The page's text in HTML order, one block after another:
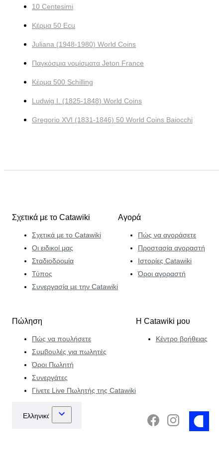
10 Centesimi
Κέρμα 50 Ecu
Juliana (1948-1980) World Coins
Παγκόσμια νομίσματα Jeton France
Κέρμα 500 Schilling
Ludwig I. (1825-1848) World Coins
Gregorio XVI (1831-1846) 50 World Coins Baiocchi
Σχετικά με το Catawiki
Σχετικά με το Catawiki
Οι ειδικοί μας
Σταδιοδρομία
Τύπος
Συνεργασία με την Catawiki
Αγορά
Πώς να αγοράσετε
Προστασία αγοραστή
Ιστορίες Catawiki
Όροι αγοραστή
Πώληση
Πώς να πουλήσετε
Συμβουλές για πωλητές
Όροι Πωλητή
Συνεργάτες
Γίνετε Live Πωλητής της Catawiki
Η Catawiki μου
Κέντρο βοήθειας